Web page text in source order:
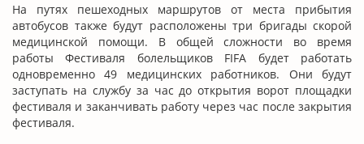
На путях пешеходных маршрутов от места прибытия
автобусов также будут расположены три бригады скорой
медицинской помощи. В общей сложности во время
работы Фестиваля болельщиков FIFA будет работать
одновременно 49 медицинских работников. Они будут
заступать на службу за час до открытия ворот площадки
фестиваля и заканчивать работу через час после закрытия
фестиваля.